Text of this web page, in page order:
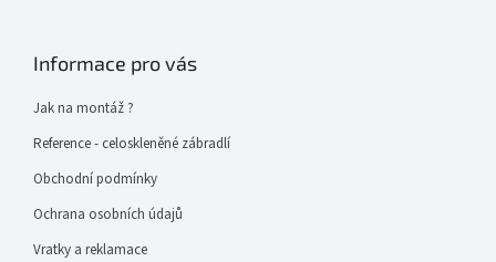
Informace pro vás
Jak na montáž ?
Reference - celoskleněné zábradlí
Obchodní podmínky
Ochrana osobních údajů
Vratky a reklamace